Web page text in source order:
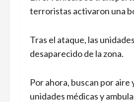
terroristas activaron una
Tras el ataque, las
desaparecido de la zona.
Por ahora, buscan por
unidades médicas y